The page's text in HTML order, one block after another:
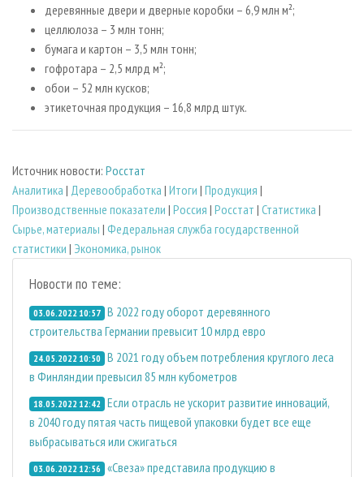
деревянные двери и дверные коробки – 6,9 млн м²;
целлюлоза – 3 млн тонн;
бумага и картон – 3,5 млн тонн;
гофротара – 2,5 млрд м²;
обои – 52 млн кусков;
этикеточная продукция – 16,8 млрд штук.
Источник новости: Росстат
Аналитика | Деревообработка | Итоги | Продукция |
Производственные показатели | Россия | Росстат | Статистика |
Сырье, материалы | Федеральная служба государственной
статистики | Экономика, рынок
Новости по теме:
03.06.2022 10:57 В 2022 году оборот деревянного
строительства Германии превысит 10 млрд евро
24.05.2022 10:50 В 2021 году объем потребления круглого леса
в Финляндии превысил 85 млн кубометров
18.05.2022 12:42 Если отрасль не ускорит развитие инноваций,
в 2040 году пятая часть пищевой упаковки будет все еще
выбрасываться или сжигаться
03.06.2022 12:56 «Свеза» представила продукцию в